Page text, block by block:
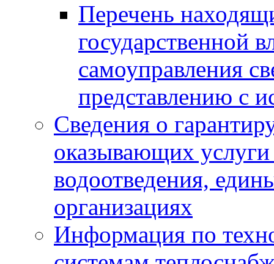
Перечень
государственной
самоуправления
представлению с
Сведения о
оказывающих
водоотведения,
организациях
Информация по